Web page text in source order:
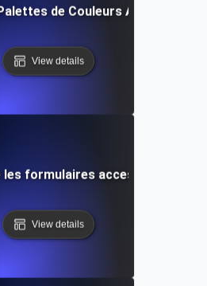
de Couleurs Accessibles ?
View details
les formulaires accessibles ?
View details